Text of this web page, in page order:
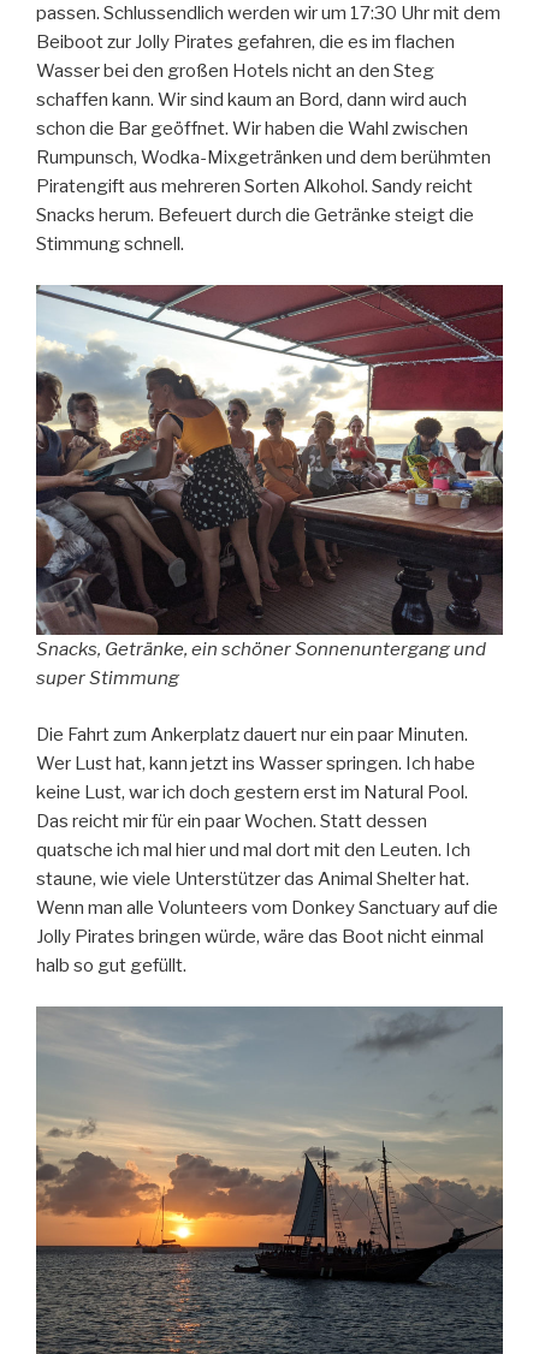
passen. Schlussendlich werden wir um 17:30 Uhr mit dem
Beiboot zur Jolly Pirates gefahren, die es im flachen
Wasser bei den großen Hotels nicht an den Steg
schaffen kann. Wir sind kaum an Bord, dann wird auch
schon die Bar geöffnet. Wir haben die Wahl zwischen
Rumpunsch, Wodka-Mixgetränken und dem berühmten
Piratengift aus mehreren Sorten Alkohol. Sandy reicht
Snacks herum. Befeuert durch die Getränke steigt die
Stimmung schnell.
Snacks, Getränke, ein schöner Sonnenuntergang und
super Stimmung
Die Fahrt zum Ankerplatz dauert nur ein paar Minuten.
Wer Lust hat, kann jetzt ins Wasser springen. Ich habe
keine Lust, war ich doch gestern erst im Natural Pool.
Das reicht mir für ein paar Wochen. Statt dessen
quatsche ich mal hier und mal dort mit den Leuten. Ich
staune, wie viele Unterstützer das Animal Shelter hat.
Wenn man alle Volunteers vom Donkey Sanctuary auf die
Jolly Pirates bringen würde, wäre das Boot nicht einmal
halb so gut gefüllt.